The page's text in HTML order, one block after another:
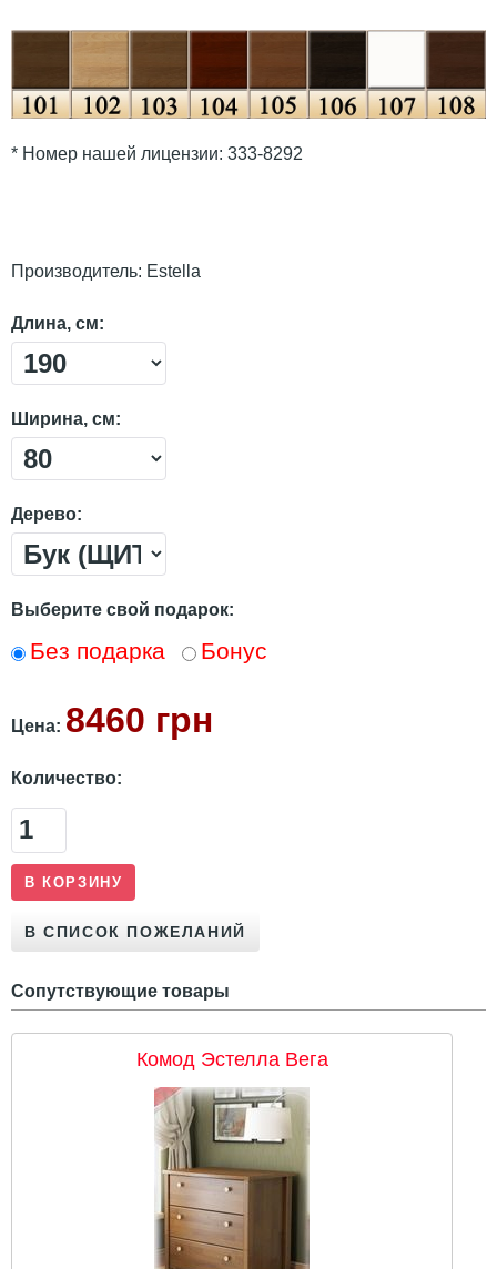
* Номер нашей лицензии: 333-8292
Производитель: Estella
Длина, см:
Ширина, см:
Дерево:
Выберите свой подарок:
Без подарка Бонус
Цена: 8460 грн
Количество:
Сопутствующие товары
Комод Эстелла Вега